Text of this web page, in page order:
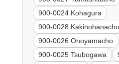
900-0024 Kohagura
900-0028 Kakinohanacho
900-0026 Onoyamacho
900-0025 Tsubogawa